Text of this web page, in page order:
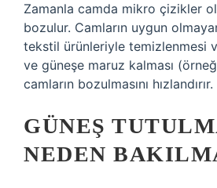
Zamanla camda mikro çizikler
bozulur. Camların uygun
tekstil ürünleriyle temizlenmesi
ve güneşe maruz kalması
camların bozulmasını hızlandırır.
GÜNEŞ
NEDEN